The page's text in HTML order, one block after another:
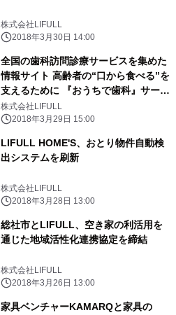
株式会社LIFULL
2018年3月30日 14:00
全国の歯科訪問診療サービスを集めた
情報サイト 高齢者の“口から食べる”を
支えるために 『おうちで歯科』サービ
ス開始
株式会社LIFULL
2018年3月29日 15:00
LIFULL HOME'S、おとり物件自動検
出システムを刷新
株式会社LIFULL
2018年3月28日 13:00
総社市とLIFULL、空き家の利活用を
通じた地域活性化連携協定を締結
株式会社LIFULL
2018年3月26日 13:00
家具ベンチャーKAMARQと家具の